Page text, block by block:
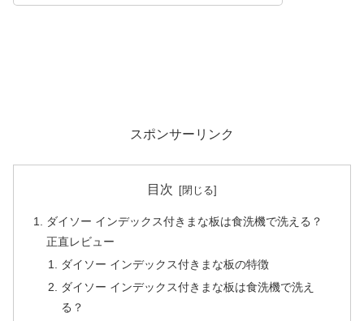
スポンサーリンク
目次
ダイソー インデックス付きまな板は食洗機で洗える？
正直レビュー
ダイソー インデックス付きまな板の特徴
ダイソー インデックス付きまな板は食洗機で洗え
る？